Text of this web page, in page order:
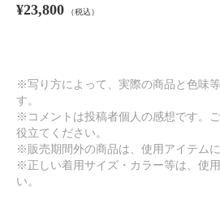
¥23,800 （税込）
※写り方によって、実際の商品と色味
す。
※コメントは投稿者個人の感想です。
役立てください。
※販売期間外の商品は、使用アイテムに
※正しい着用サイズ・カラー等は、使
い。